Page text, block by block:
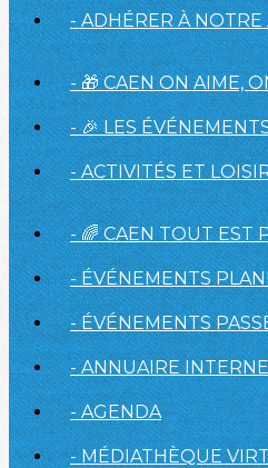
- ADHÉRER À NOTRE
- 🎁 CAEN ON AIME,
- 🎉 LES
- ACTIVITÉS ET
- 🌈 CAEN TOUT EST
- ÉVÉNEMENTS
- ÉVÉNEMENTS
- ANNUAIRE INTERNE
- AGENDA
- MÉDIATHÈQUE